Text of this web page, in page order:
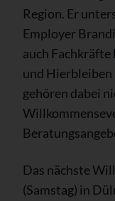
Region. Er
Employer
auch
und Hierbleiben
gehören dabei
Das nächste
(Samstag) in